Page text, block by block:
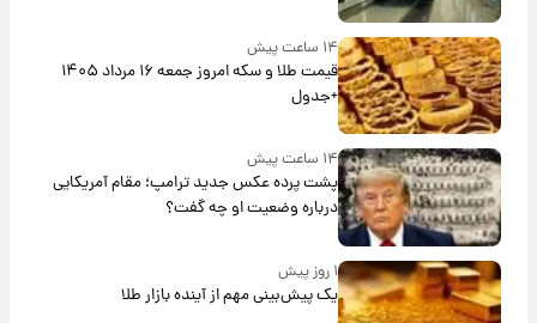
۱۴ ساعت پیش
قیمت طلا و سکه امروز جمعه ۱۶ مرداد ۱۴۰۵
+جدول
۱۴ ساعت پیش
پشت پرده عکس جدید ترامپ؛ مقام آمریکایی
درباره وضعیت او چه گفت؟
۱ روز پیش
یک پیش‌بینی مهم از آینده بازار طلا